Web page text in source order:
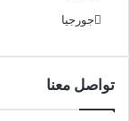
جورجيا
تواصل معنا